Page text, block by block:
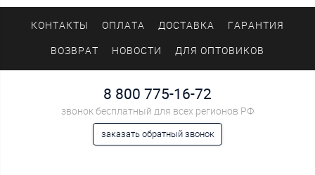
КОНТАКТЫ ОПЛАТА ДОСТАВКА ГАРАНТИЯ
ВОЗВРАТ НОВОСТИ ДЛЯ ОПТОВИКОВ
8 800 775-16-72
звонок бесплатный для всех регионов РФ
заказать обратный звонок